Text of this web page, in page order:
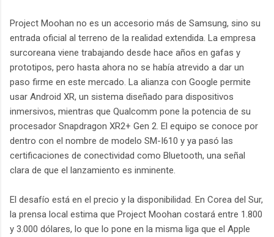
Project Moohan no es un accesorio más de Samsung, sino su
entrada oficial al terreno de la realidad extendida. La empresa
surcoreana viene trabajando desde hace años en gafas y
prototipos, pero hasta ahora no se había atrevido a dar un
paso firme en este mercado. La alianza con Google permite
usar Android XR, un sistema diseñado para dispositivos
inmersivos, mientras que Qualcomm pone la potencia de su
procesador Snapdragon XR2+ Gen 2. El equipo se conoce por
dentro con el nombre de modelo SM-I610 y ya pasó las
certificaciones de conectividad como Bluetooth, una señal
clara de que el lanzamiento es inminente.
El desafío está en el precio y la disponibilidad. En Corea del Sur,
la prensa local estima que Project Moohan costará entre 1.800
y 3.000 dólares, lo que lo pone en la misma liga que el Apple